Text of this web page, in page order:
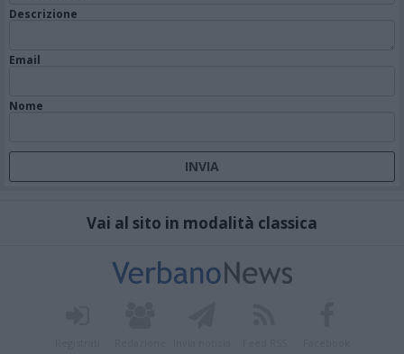
Descrizione
Email
Nome
Vai al sito in modalità classica